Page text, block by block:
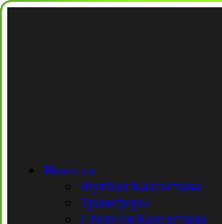
Новости
Футбол Казахстана
Трансферы
Сборная Казахстана